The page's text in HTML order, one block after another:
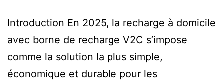
Introduction En 2025, la recharge à domicile
avec borne de recharge V2C s’impose
comme la solution la plus simple,
économique et durable pour les